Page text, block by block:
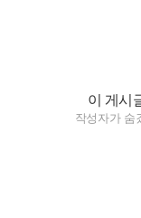
이 게시
작성자가 숨